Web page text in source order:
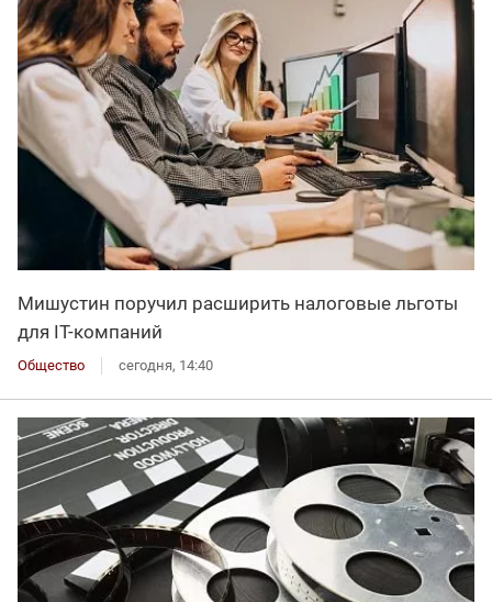
Мишустин поручил расширить налоговые льготы
для IT-компаний
Общество сегодня, 14:40